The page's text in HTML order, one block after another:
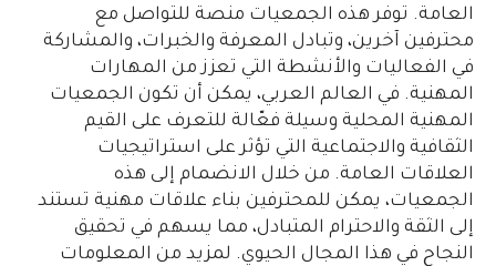
العامة. توفر هذه الجمعيات منصة للتواصل مع
محترفين آخرين، وتبادل المعرفة والخبرات، والمشاركة
في الفعاليات والأنشطة التي تعزز من المهارات
المهنية. في العالم العربي، يمكن أن تكون الجمعيات
المهنية المحلية وسيلة فعّالة للتعرف على القيم
الثقافية والاجتماعية التي تؤثر على استراتيجيات
العلاقات العامة. من خلال الانضمام إلى هذه
الجمعيات، يمكن للمحترفين بناء علاقات مهنية تستند
إلى الثقة والاحترام المتبادل، مما يسهم في تحقيق
النجاح في هذا المجال الحيوي. لمزيد من المعلومات